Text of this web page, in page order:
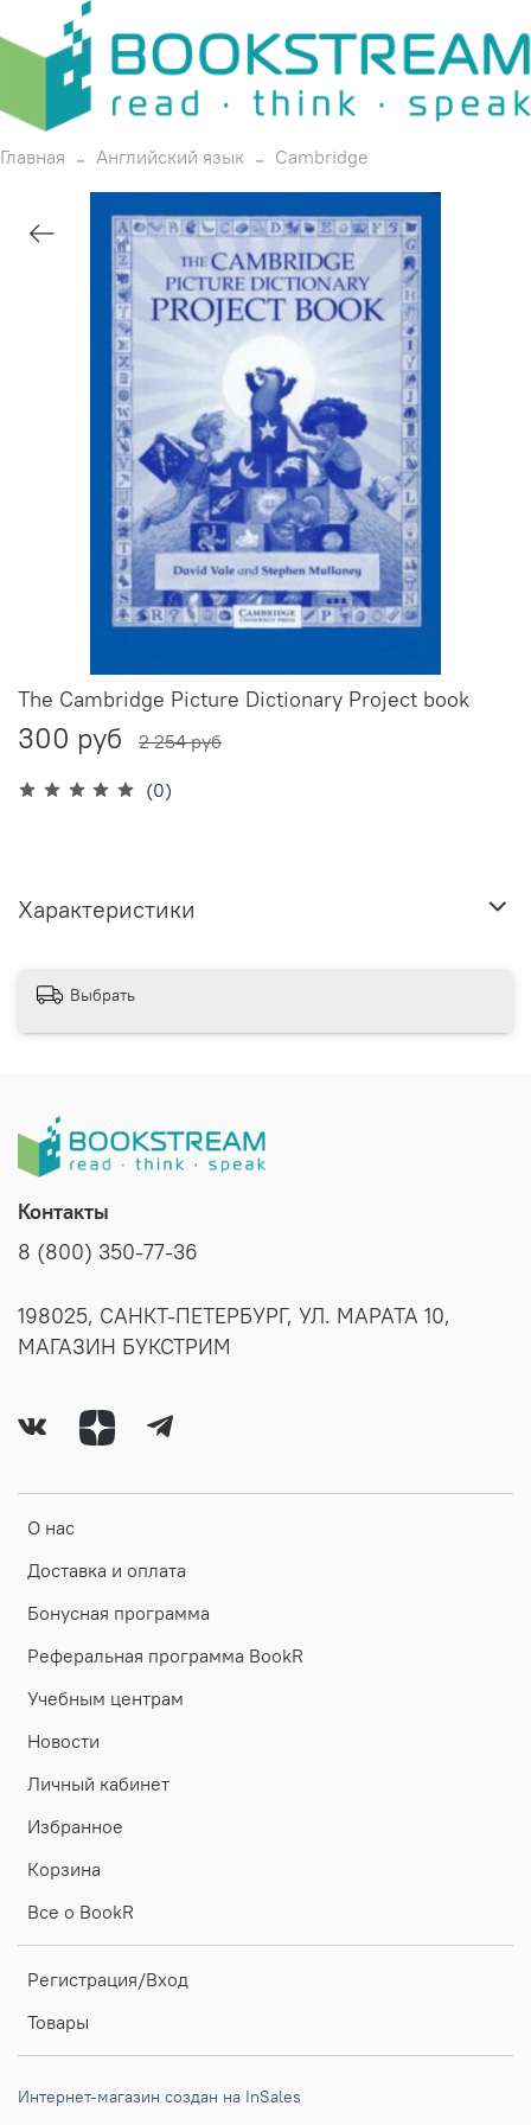
Главная Английский язык Cambridge
(0)
The Cambridge Picture Dictionary Project book
300 руб 2 254 руб
Характеристики
Выбрать
О нас
Доставка и оплата
Бонусная программа
Реферальная программа BookR
Учебным центрам
Новости
Личный кабинет
Избранное
Корзина
Все о BookR
Регистрация/Вход
Товары
Контакты
8 (800) 350-77-36
198025, САНКТ-ПЕТЕРБУРГ, УЛ. МАРАТА 10,
МАГАЗИН БУКСТРИМ
Интернет-магазин создан на InSales